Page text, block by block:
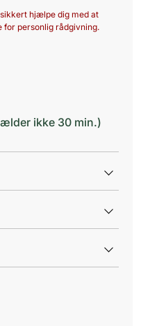
hjælpe dig med at
for personlig rådgivning.
ikke 30 min.)